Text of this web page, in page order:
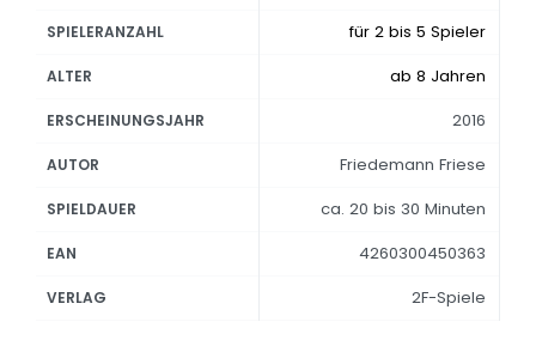
SPIELERANZAHL für 2 bis 5 Spieler
ALTER ab 8 Jahren
ERSCHEINUNGSJAHR 2016
AUTOR Friedemann Friese
SPIELDAUER ca. 20 bis 30 Minuten
EAN 4260300450363
VERLAG 2F-Spiele